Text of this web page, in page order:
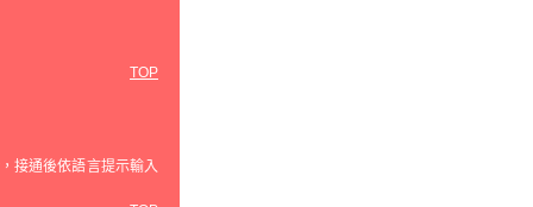
TOP
接通後依語言提示輸入